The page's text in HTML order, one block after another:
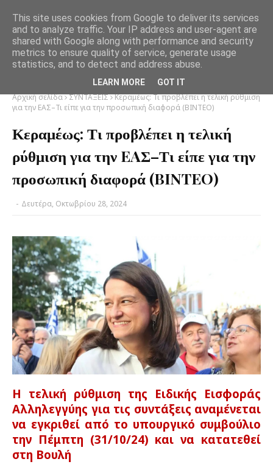
Αρχική σελίδα ΣΥΝΤΑΞΕΙΣ Κεραμέως: Τι προβλέπει η τελική ρύθμιση
για την EAΣ–Τι είπε για την προσωπική διαφορά (BINTEO)
Κεραμέως: Τι προβλέπει η τελική
ρύθμιση για την EAΣ–Τι είπε για την
προσωπική διαφορά (BINTEO)
- Δευτέρα, Οκτωβρίου 28, 2024
Η τελική ρύθμιση της Ειδικής Εισφοράς
Αλληλεγγύης για τις συντάξεις αναμένεται
να εγκριθεί από το υπουργικό συμβούλιο
την Πέμπτη (31/10/24) και να κατατεθεί
στη Βουλή
This site uses cookies from Google to deliver its services
and to analyze traffic. Your IP address and user-agent are
shared with Google along with performance and security
metrics to ensure quality of service, generate usage
statistics, and to detect and address abuse.
LEARN MORE GOT IT